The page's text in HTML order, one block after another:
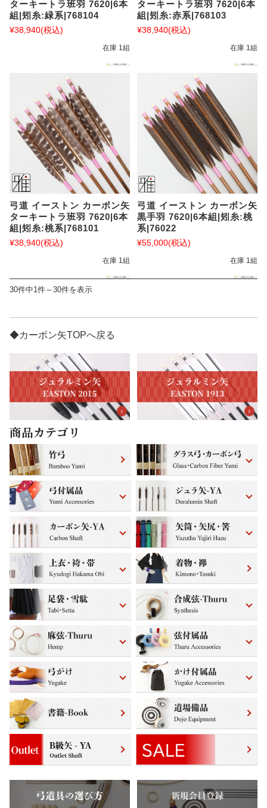
ターキートラ班羽 7620|6本
組|矧糸:緑系|768104
¥38,940(税込)
在庫 1組
ターキートラ班羽 7620|6本
組|矧糸:赤系|768103
¥38,940(税込)
在庫 1組
弓道 イーストン カーボン矢
ターキートラ班羽 7620|6本
組|矧糸:桃系|768101
¥38,940(税込)
在庫 1組
弓道 イーストン カーボン矢
黒手羽 7620|6本組|矧糸:桃
系|76022
¥55,000(税込)
在庫 1組
30件中1件～30件を表示
◆カーボン矢TOPへ戻る
商品カテゴリ